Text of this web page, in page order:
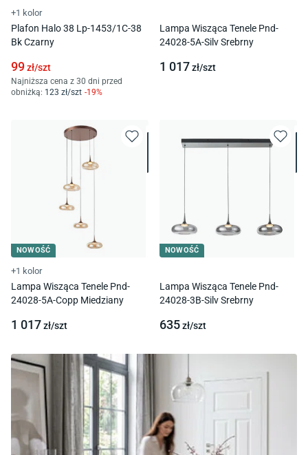
+1 kolor
Plafon Halo 38 Lp-1453/1C-38
Bk Czarny
99zł/szt
Najniższa cena z 30 dni przed
obniżką: 123 zł/szt -19%
Lampa Wisząca Tenele Pnd-
24028-5A-Silv Srebrny
1 017zł/szt
NOWOŚĆ
+1 kolor
Lampa Wisząca Tenele Pnd-
24028-5A-Copp Miedziany
1 017zł/szt
NOWOŚĆ
Lampa Wisząca Tenele Pnd-
24028-3B-Silv Srebrny
635zł/szt